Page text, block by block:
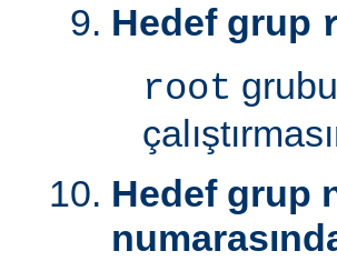
Hedef grup
root
Hedef grup